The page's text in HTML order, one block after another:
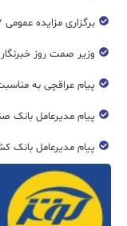
برگزاری مزایده عمومی ۱۲۷ فقره از املاك مازاد بانك ملت
وزیر صمت روز
پیام عراقچی به
پیام مدیرعامل بانک
پیام مدیرعامل بانک